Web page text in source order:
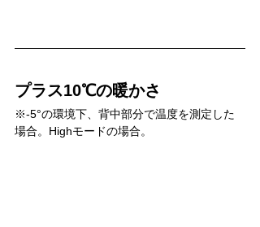
プラス10℃の暖かさ
※-5°の環境下、背中部分で温度を測定した
場合。Highモードの場合。